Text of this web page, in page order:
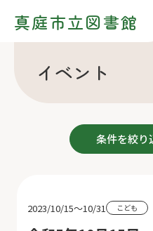
真庭市立図書館
イベント
条件を絞り
2023/10/15～10/31 こども